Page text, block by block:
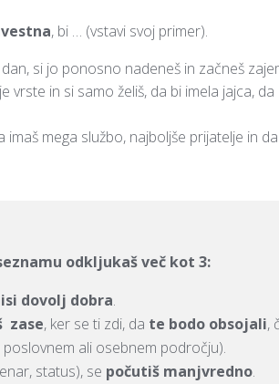
, bi … (vstavi svoj primer).
si jo ponosno nadeneš in začneš
vrste in si samo želiš, da bi imela jajca,
mega službo, najboljše prijatelje in
odkljukaš več kot 3:
dovolj dobra.
zase, ker se ti zdi, da te bodo obsojali,
ali osebnem področju).
status), se počutiš manjvredno.